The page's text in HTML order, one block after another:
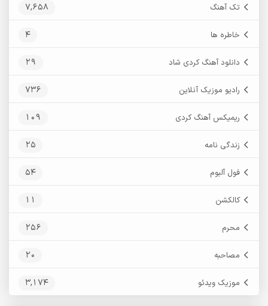
تک آهنگ 7,658
خاطره ها 4
دانلود آهنگ کردی شاد 29
رادیو موزیک آنلاین 736
ریمیکس آهنگ کردی 109
زندگی نامه 25
فول آلبوم 54
کالکشن 11
محرم 256
مصاحبه 20
موزیک ویدئو 3,174